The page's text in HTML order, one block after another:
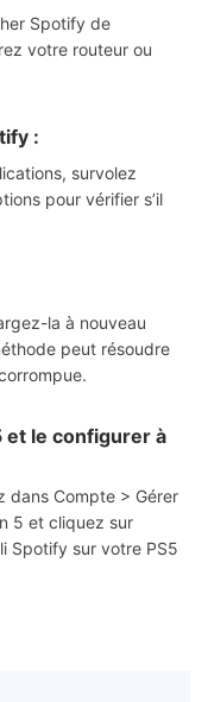
Spotify de
votre routeur ou
:
survolez
pour vérifier s’il
la à nouveau
peut résoudre
et le configurer à
dans Compte > Gérer
5 et cliquez sur
Spotify sur votre PS5